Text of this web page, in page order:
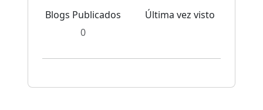
Blogs Publicados
0
Última vez visto